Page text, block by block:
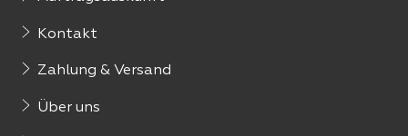
Kontakt
Zahlung & Versand
Über uns